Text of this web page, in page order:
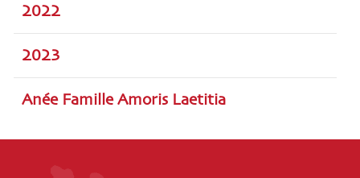
2022
2023
Anée Famille Amoris Laetitia